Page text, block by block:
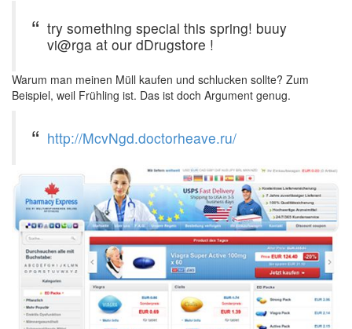
try something special this spring! buuy
vi@rga at our dDrugstore !
Warum man meinen Müll kaufen und schlucken sollte? Zum
Beispiel, weil Frühling ist. Das ist doch Argument genug.
http://McvNgd.doctorheave.ru/